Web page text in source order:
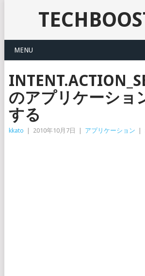
MENU
のアプリケーショ
する
kkato 2010年10月7日 アプリケーション